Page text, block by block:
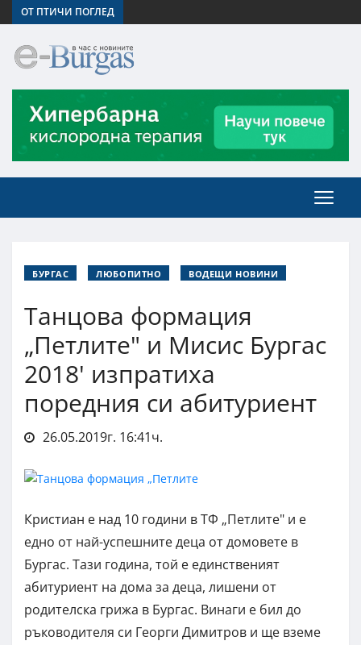
ОТ ПТИЧИ ПОГЛЕД
БУРГАС ЛЮБОПИТНО ВОДЕЩИ НОВИНИ
Танцова формация
„Петлите" и Мисис Бургас
2018' изпратиха
поредния си абитуриент
26.05.2019г. 16:41ч.
Кристиан е над 10 години в ТФ „Петлите" и е
едно от най-успешните деца от домовете в
Бургас. Тази година, той е единственият
абитуриент на дома за деца, лишени от
родителска грижа в Бургас. Винаги е бил до
ръководителя си Георги Димитров и ще вземе